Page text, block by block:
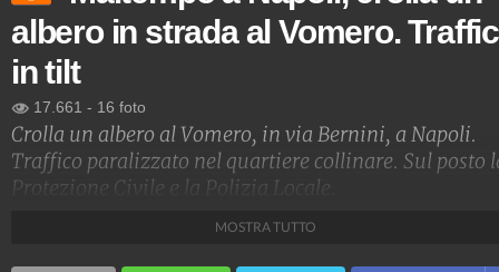
albero in strada al Vomero.
in tilt
17.661 - 16 foto
Crolla un albero al Vomero, in via Bernini, a Napoli.
Traffico paralizzato nel quartiere collinare. Sul posto
Protezione Civile e la Polizia Locale.
Fanpage.it NapoliMOSTRA TUTTO